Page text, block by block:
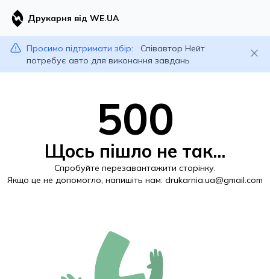
Друкарня від WE.UA
Просимо підтримати збір:
Співавтор Нейт
потребує авто для виконання завдань
500
Щось пішло не так...
Спробуйте перезавантажити сторінку.
Якщо це не допомогло, напишіть нам: drukarnia.ua@gmail.com